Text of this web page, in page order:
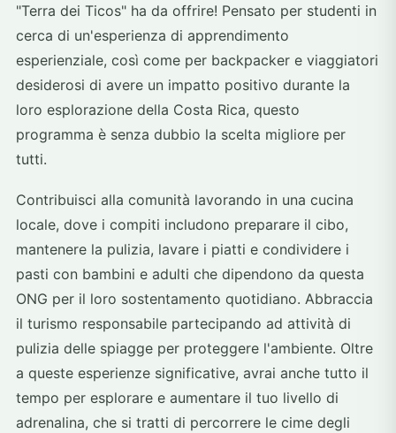
"Terra dei Ticos" ha da offrire! Pensato per studenti in
cerca di un'esperienza di apprendimento
esperienziale, così come per backpacker e viaggiatori
desiderosi di avere un impatto positivo durante la
loro esplorazione della Costa Rica, questo
programma è senza dubbio la scelta migliore per
tutti.
Contribuisci alla comunità lavorando in una cucina
locale, dove i compiti includono preparare il cibo,
mantenere la pulizia, lavare i piatti e condividere i
pasti con bambini e adulti che dipendono da questa
ONG per il loro sostentamento quotidiano. Abbraccia
il turismo responsabile partecipando ad attività di
pulizia delle spiagge per proteggere l'ambiente. Oltre
a queste esperienze significative, avrai anche tutto il
tempo per esplorare e aumentare il tuo livello di
adrenalina, che si tratti di percorrere le cime degli